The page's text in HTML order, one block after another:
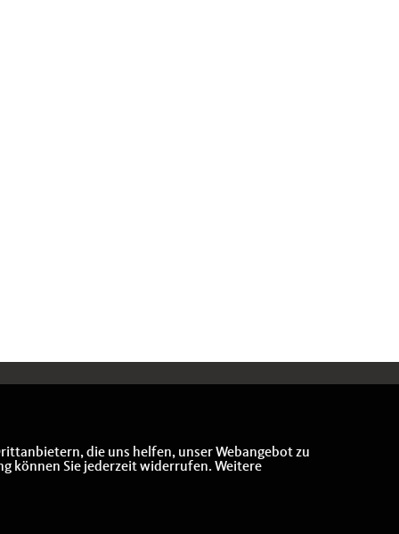
die uns helfen, unser Webangebot zu
können Sie jederzeit widerrufen. Weitere